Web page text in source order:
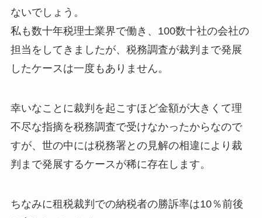
ないでしょう。
私も数十年税理士業界で働き、100数十社の会社の
担当をしてきましたが、税務調査が裁判まで発展
したケースは一度もありません。
幸いなことに裁判を起こすほど金額が大きくて理
不尽な指摘を税務調査で受けなかったからなので
すが、世の中には税務署との見解の相違により裁
判まで発展するケースが稀に存在します。
ちなみに租税裁判での納税者の勝訴率は10％前後